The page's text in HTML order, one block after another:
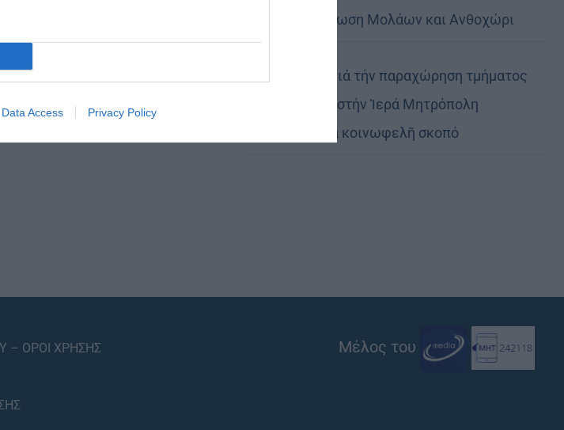
Data Access Privacy Policy
σε Μεταμόρφωση Μολάων και Ανθοχώρι
Εὐχαριστίες γιά τήν παραχώρηση τμήματος
στρατοπέδου στήν Ἱερά Μητρόπολη
Καστορίας γιά κοινωφελῆ σκοπό
– ΟΡΟΙ ΧΡΗΣΗΣ
Μέλος του